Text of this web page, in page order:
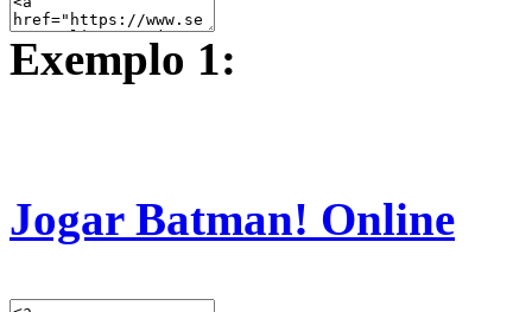
Exemplo 1:
Jogar Batman! Online